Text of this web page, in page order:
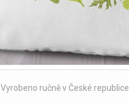
Vyrobeno ručně v České republice